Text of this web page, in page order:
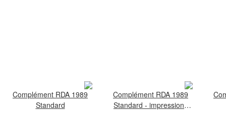
Complément RDA 1989
Standard
Complément RDA 1989
Standard - impressions